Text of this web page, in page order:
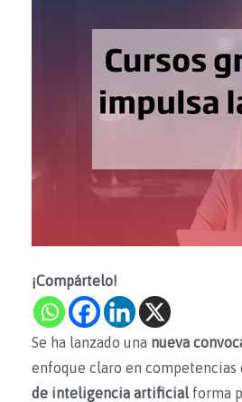
¡Compártelo!
Se ha lanzado una nueva
enfoque claro en
de inteligencia artificialforma